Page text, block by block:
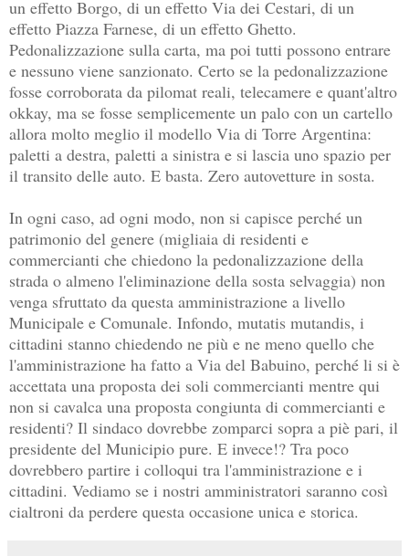
un effetto Borgo, di un effetto Via dei Cestari, di un
effetto Piazza Farnese, di un effetto Ghetto.
Pedonalizzazione sulla carta, ma poi tutti possono entrare
e nessuno viene sanzionato. Certo se la pedonalizzazione
fosse corroborata da pilomat reali, telecamere e quant'altro
okkay, ma se fosse semplicemente un palo con un cartello
allora molto meglio il modello Via di Torre Argentina:
paletti a destra, paletti a sinistra e si lascia uno spazio per
il transito delle auto. E basta. Zero autovetture in sosta.
In ogni caso, ad ogni modo, non si capisce perché un
patrimonio del genere (migliaia di residenti e
commercianti che chiedono la pedonalizzazione della
strada o almeno l'eliminazione della sosta selvaggia) non
venga sfruttato da questa amministrazione a livello
Municipale e Comunale. Infondo, mutatis mutandis, i
cittadini stanno chiedendo ne più e ne meno quello che
l'amministrazione ha fatto a Via del Babuino, perché li si è
accettata una proposta dei soli commercianti mentre qui
non si cavalca una proposta congiunta di commercianti e
residenti? Il sindaco dovrebbe zomparci sopra a piè pari, il
presidente del Municipio pure. E invece!? Tra poco
dovrebbero partire i colloqui tra l'amministrazione e i
cittadini. Vediamo se i nostri amministratori saranno così
cialtroni da perdere questa occasione unica e storica.